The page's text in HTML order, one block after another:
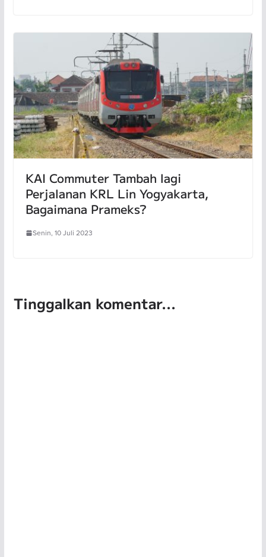
KAI Commuter Tambah lagi
Perjalanan KRL Lin Yogyakarta,
Bagaimana Prameks?
Senin, 10 Juli 2023
Tinggalkan komentar...